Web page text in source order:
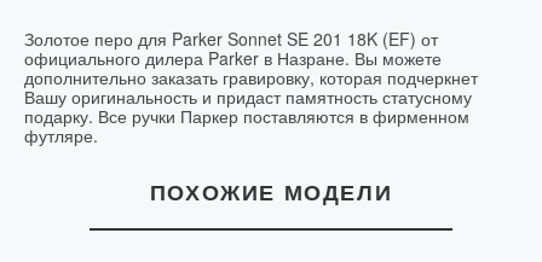
Золотое перо для Parker Sonnet SE 201 18K (EF) от
официального дилера Parker в Назране. Вы можете
дополнительно заказать гравировку, которая подчеркнет
Вашу оригинальность и придаст памятность статусному
подарку. Все ручки Паркер поставляются в фирменном
футляре.
ПОХОЖИЕ МОДЕЛИ